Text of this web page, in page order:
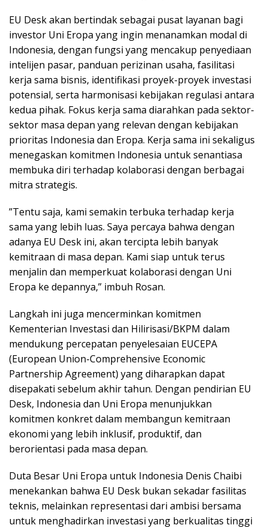
EU Desk akan bertindak sebagai pusat layanan bagi
investor Uni Eropa yang ingin menanamkan modal di
Indonesia, dengan fungsi yang mencakup penyediaan
intelijen pasar, panduan perizinan usaha, fasilitasi
kerja sama bisnis, identifikasi proyek-proyek investasi
potensial, serta harmonisasi kebijakan regulasi antara
kedua pihak. Fokus kerja sama diarahkan pada sektor-
sektor masa depan yang relevan dengan kebijakan
prioritas Indonesia dan Eropa. Kerja sama ini sekaligus
menegaskan komitmen Indonesia untuk senantiasa
membuka diri terhadap kolaborasi dengan berbagai
mitra strategis.
”Tentu saja, kami semakin terbuka terhadap kerja
sama yang lebih luas. Saya percaya bahwa dengan
adanya EU Desk ini, akan tercipta lebih banyak
kemitraan di masa depan. Kami siap untuk terus
menjalin dan memperkuat kolaborasi dengan Uni
Eropa ke depannya,” imbuh Rosan.
Langkah ini juga mencerminkan komitmen
Kementerian Investasi dan Hilirisasi/BKPM dalam
mendukung percepatan penyelesaian EUCEPA
(European Union-Comprehensive Economic
Partnership Agreement) yang diharapkan dapat
disepakati sebelum akhir tahun. Dengan pendirian EU
Desk, Indonesia dan Uni Eropa menunjukkan
komitmen konkret dalam membangun kemitraan
ekonomi yang lebih inklusif, produktif, dan
berorientasi pada masa depan.
Duta Besar Uni Eropa untuk Indonesia Denis Chaibi
menekankan bahwa EU Desk bukan sekadar fasilitas
teknis, melainkan representasi dari ambisi bersama
untuk menghadirkan investasi yang berkualitas tinggi